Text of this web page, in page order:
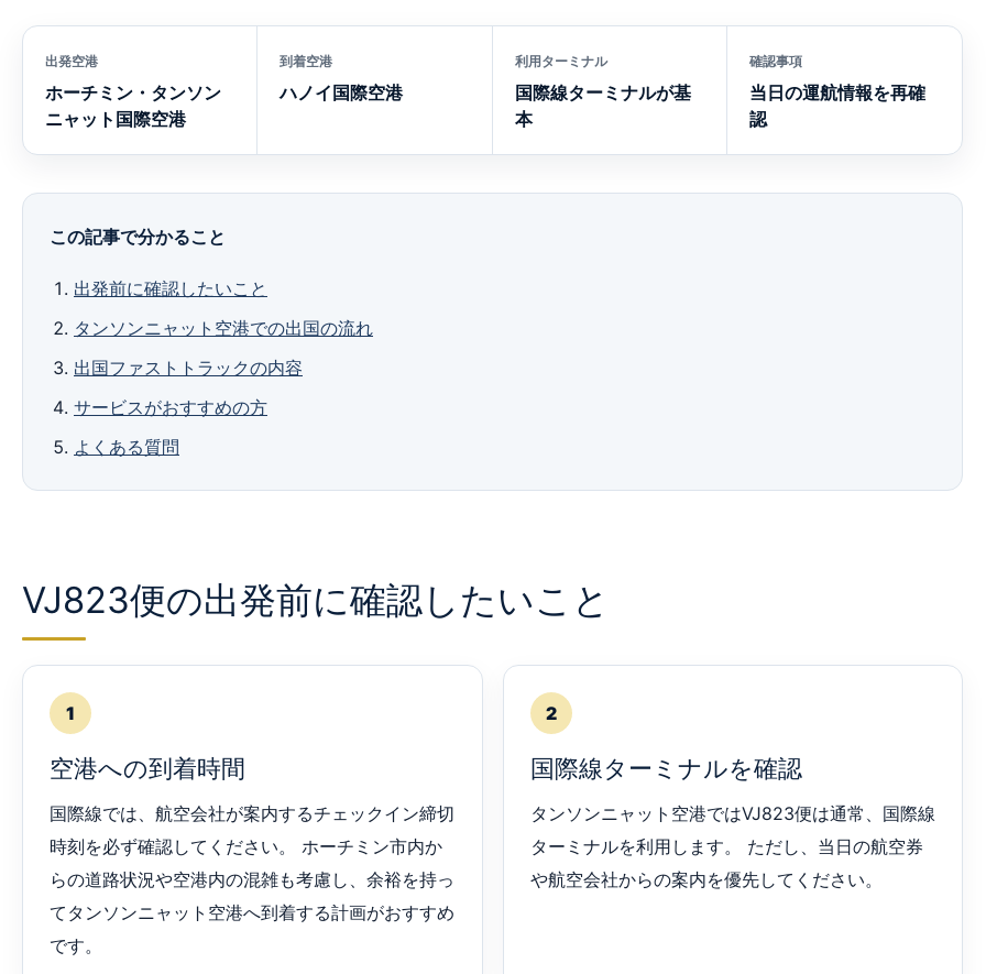
出発空港
ホーチミン・タンソン
ニャット国際空港
到着空港
ハノイ国際空港
利用ターミナル
国際線ターミナルが基
本
確認事項
当日の運航情報を再確
認
この記事で分かること
出発前に確認したいこと
タンソンニャット空港での出国の流れ
出国ファストトラックの内容
サービスがおすすめの方
よくある質問
VJ823便の出発前に確認したいこと
1
空港への到着時間
国際線では、航空会社が案内するチェックイン締切
時刻を必ず確認してください。 ホーチミン市内か
らの道路状況や空港内の混雑も考慮し、余裕を持っ
てタンソンニャット空港へ到着する計画がおすすめ
です。
2
国際線ターミナルを確認
タンソンニャット空港ではVJ823便は通常、国際線
ターミナルを利用します。 ただし、当日の航空券
や航空会社からの案内を優先してください。